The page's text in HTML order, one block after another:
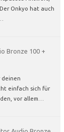
Onkyo hat auch
Bronze 100 +
deinen
einfach sich für
vor allem…